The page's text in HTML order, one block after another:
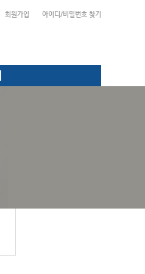
회원가입 아이디/비밀번호 찾기